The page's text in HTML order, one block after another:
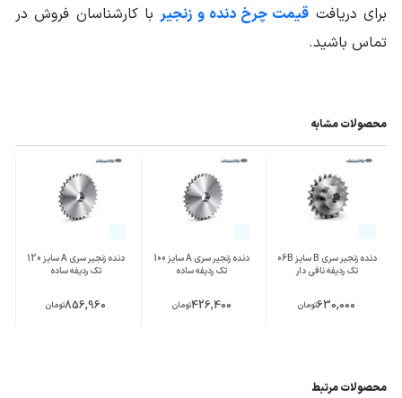
برای دریافت قیمت چرخ دنده و زنجیربا کارشناسان فروش در
تماس باشید.
محصولات مشابه
دنده زنجیر سری B سایز 06B
تک ردیفه نافی دار
630,000تومان
دنده زنجیر سری A سایز 100
تک ردیفه ساده
426,400تومان
دنده زنجیر سری A سایز 120
تک ردیفه ساده
856,960تومان
محصولات مرتبط